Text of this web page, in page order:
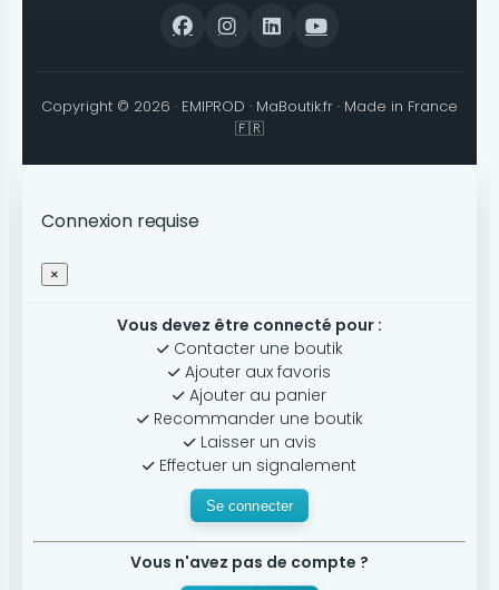
Copyright © 2026 · EMIPROD · MaBoutik.fr · Made in France
🇫🇷
Connexion requise
×
Vous devez être connecté pour :
Contacter une boutik
Ajouter aux favoris
Ajouter au panier
Recommander une boutik
Laisser un avis
Effectuer un signalement
Se connecter
Vous n'avez pas de compte ?